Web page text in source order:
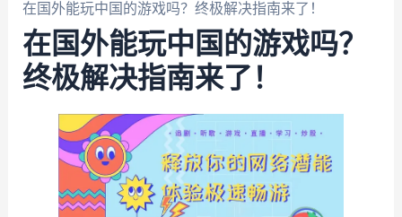
在国外能玩中国的游戏吗？终极解决指南来了！
在国外能玩中国的游戏吗？
终极解决指南来了！